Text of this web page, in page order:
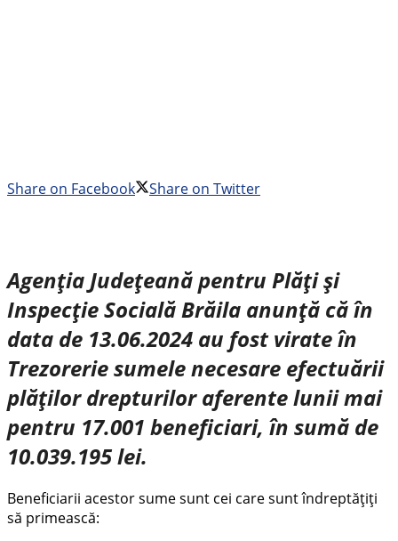
Share on Facebook Share on Twitter
Agenția Județeană pentru Plăți și
Inspecție Socială Brăila anunţă că în
data de 13.06.2024 au fost virate în
Trezorerie sumele necesare efectuării
plăţilor drepturilor aferente lunii mai
pentru 17.001 beneficiari, în sumă de
10.039.195 lei.
Beneficiarii acestor sume sunt cei care sunt îndreptățiți
să primească: